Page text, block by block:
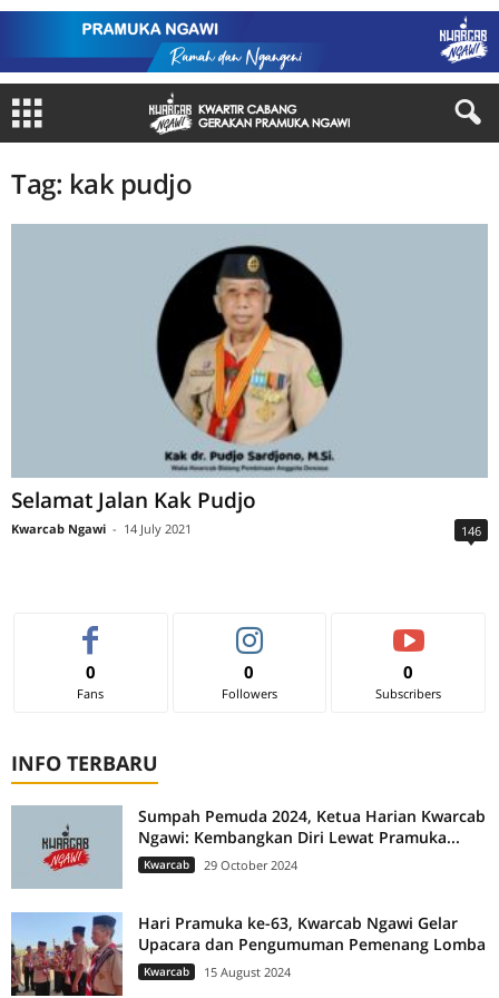
Tag: kak pudjo
Selamat Jalan Kak Pudjo
Kwarcab Ngawi - 14 July 2021 146
0
Fans
0
Followers
0
Subscribers
INFO TERBARU
Sumpah Pemuda 2024, Ketua Harian Kwarcab
Ngawi: Kembangkan Diri Lewat Pramuka...
Kwarcab 29 October 2024
Hari Pramuka ke-63, Kwarcab Ngawi Gelar
Upacara dan Pengumuman Pemenang Lomba
Kwarcab 15 August 2024